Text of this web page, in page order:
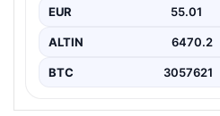
EUR 55.01
ALTIN 6470.2
BTC 3057621